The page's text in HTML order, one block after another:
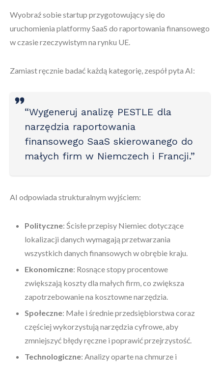
Wyobraź sobie startup przygotowujący się do
uruchomienia platformy SaaS do raportowania finansowego
w czasie rzeczywistym na rynku UE.
Zamiast ręcznie badać każdą kategorię, zespół pyta AI:
“Wygeneruj analizę PESTLE dla
narzędzia raportowania
finansowego SaaS skierowanego do
małych firm w Niemczech i Francji.”
AI odpowiada strukturalnym wyjściem:
Polityczne: Ścisłe przepisy Niemiec dotyczące
lokalizacji danych wymagają przetwarzania
wszystkich danych finansowych w obrębie kraju.
Ekonomiczne: Rosnące stopy procentowe
zwiększają koszty dla małych firm, co zwiększa
zapotrzebowanie na kosztowne narzędzia.
Społeczne: Małe i średnie przedsiębiorstwa coraz
częściej wykorzystują narzędzia cyfrowe, aby
zmniejszyć błędy ręczne i poprawić przejrzystość.
Technologiczne: Analizy oparte na chmurze i